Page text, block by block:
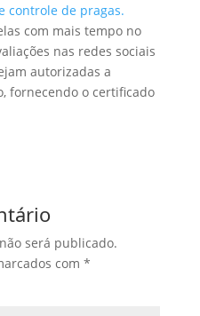
controle de pragas.
com mais tempo no
nas redes sociais
autorizadas a
fornecendo o certificado
será publicado.
com *